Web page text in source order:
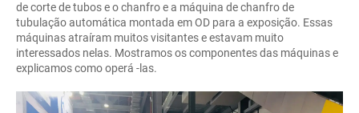
de corte de tubos e o chanfro e a máquina de chanfro de
tubulação automática montada em OD para a exposição. Essas
máquinas atraíram muitos visitantes e estavam muito
interessados ​​nelas. Mostramos os componentes das máquinas e
explicamos como operá -las.